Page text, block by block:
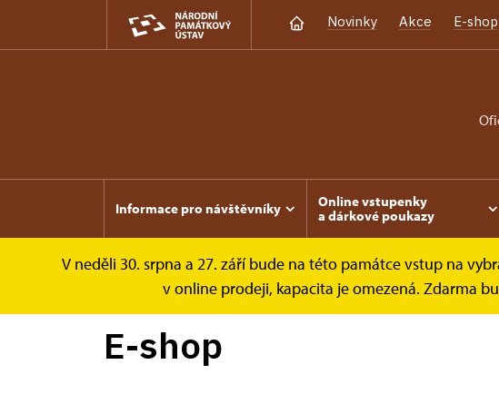
Novinky Akce E-shop
Informace pro návštěvníky
Online vstupenky
a dárkové poukazy
V neděli 30. srpna a 27. září bude na této památce vstup na
v online prodeji, kapacita je omezená. Zdarma
Lipnice Publikace
E-shop